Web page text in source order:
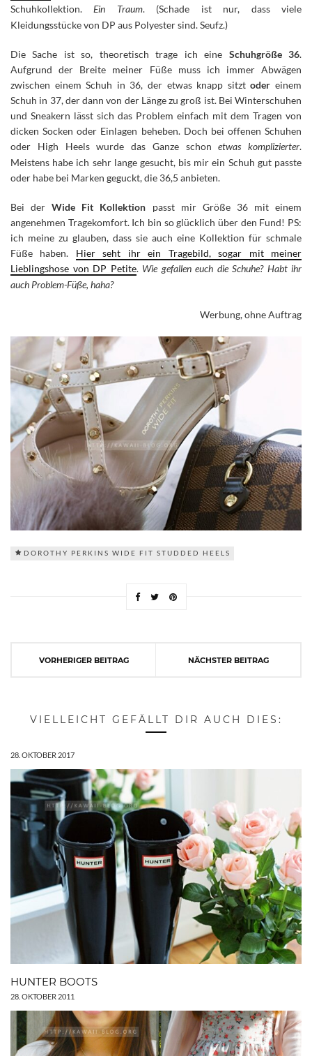
Schuhkollektion.Ein Traum. (Schade ist nur, dass viele
Kleidungsstücke von DP aus Polyester sind. Seufz.)
Die Sache ist so, theoretisch trage ich eine Schuhgröße 36.
Aufgrund der Breite meiner Füße muss ich immer Abwägen
zwischen einem Schuh in 36, der etwas knapp sitztoder einem
Schuh in 37, der dann von der Länge zu groß ist. Bei Winterschuhen
und Sneakern lässt sich das Problem einfach mit dem Tragen von
dicken Socken oder Einlagen beheben. Doch bei offenen Schuhen
oder High Heels wurde das Ganze schonetwas komplizierter.
Meistens habe ich sehr lange gesucht, bis mir ein Schuh gut passte
oder habe bei Marken geguckt, die 36,5 anbieten.
Bei derWide Fit Kollektion passt mir Größe 36 mit einem
angenehmen Tragekomfort. Ich bin so glücklich über den Fund! PS:
ich meine zu glauben, dass sie auch eine Kollektion für schmale
Füße haben. Hier seht ihr ein Tragebild, sogar mit meiner
Lieblingshose von DP Petite. Wie gefallen euch die Schuhe? Habt ihr
auch Problem-Füße, haha?
Werbung, ohne Auftrag
DOROTHY PERKINS WIDE FIT STUDDED HEELS
VORHERIGER BEITRAG NÄCHSTER BEITRAG
VIELLEICHT GEFÄLLT DIR AUCH DIES:
28. OKTOBER 2017
HUNTER BOOTS
28. OKTOBER 2011